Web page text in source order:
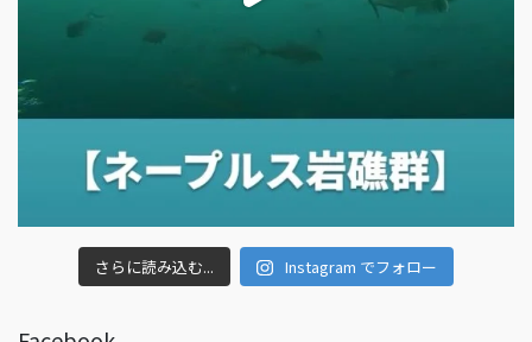
さらに読み込む... Instagram でフォロー